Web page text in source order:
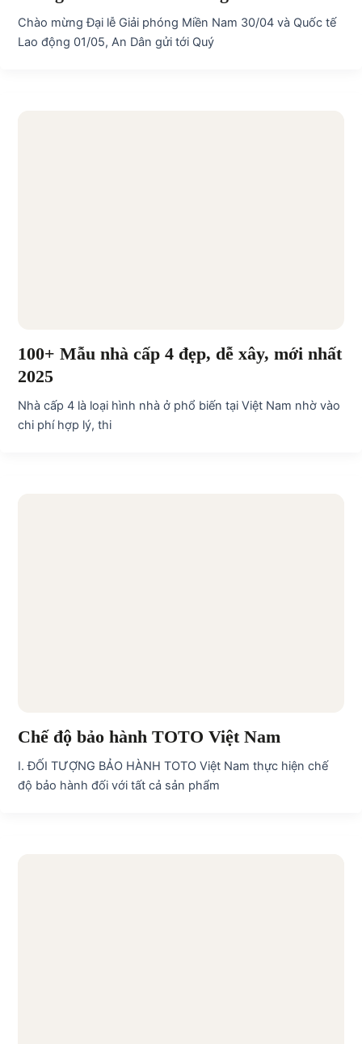
Chào mừng Đại lễ Giải phóng Miền Nam 30/04 và Quốc tế
Lao động 01/05, An Dân gửi tới Quý
100+ Mẫu nhà cấp 4 đẹp, dễ xây, mới nhất
2025
Nhà cấp 4 là loại hình nhà ở phổ biến tại Việt Nam nhờ vào
chi phí hợp lý, thi
Chế độ bảo hành TOTO Việt Nam
I. ĐỐI TƯỢNG BẢO HÀNH TOTO Việt Nam thực hiện chế
độ bảo hành đối với tất cả sản phẩm